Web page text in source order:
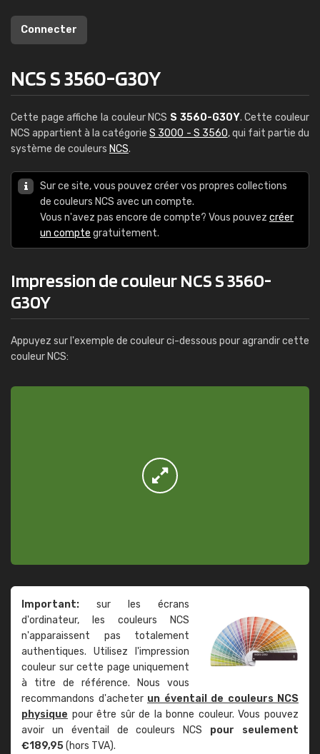
Connecter
NCS S 3560-G30Y
Cette page affiche la couleur NCS S 3560-G30Y. Cette couleur
NCS appartient à la catégorieS 3000 - S 3560, qui fait partie du
système de couleurs NCS.
Sur ce site, vous pouvez créer vos propres collections
de couleurs NCS avec un compte.
Vous n'avez pas encore de compte? Vous pouvez créer
un compte gratuitement.
Impression de couleur NCS S 3560-
G30Y
Appuyez sur l'exemple de couleur ci-dessous pour agrandir cette
couleur NCS:
Important: sur les écrans
d'ordinateur, les couleurs NCS
n'apparaissent pas totalement
authentiques. Utilisez l'impression
couleur sur cette page uniquement
à titre de référence. Nous vous
recommandons d'acheter un éventail de couleurs NCS
physique pour être sûr de la bonne couleur. Vous pouvez
avoir un éventail de couleurs NCS pour seulement
€189,95(hors TVA).